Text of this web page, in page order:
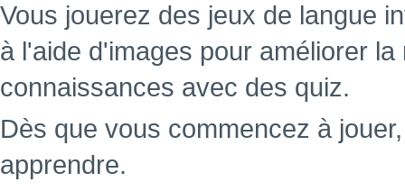
Vous jouerez des jeux de langue
à l'aide d'images pour améliorer
connaissances avec des quiz.
Dès que vous commencez à
apprendre.